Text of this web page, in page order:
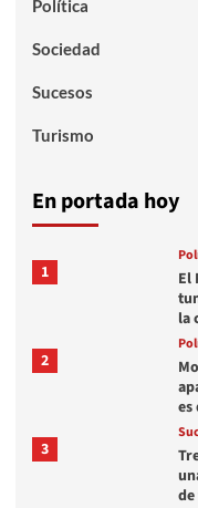
Política
Sociedad
Sucesos
Turismo
En portada hoy
1
El
la
2
3